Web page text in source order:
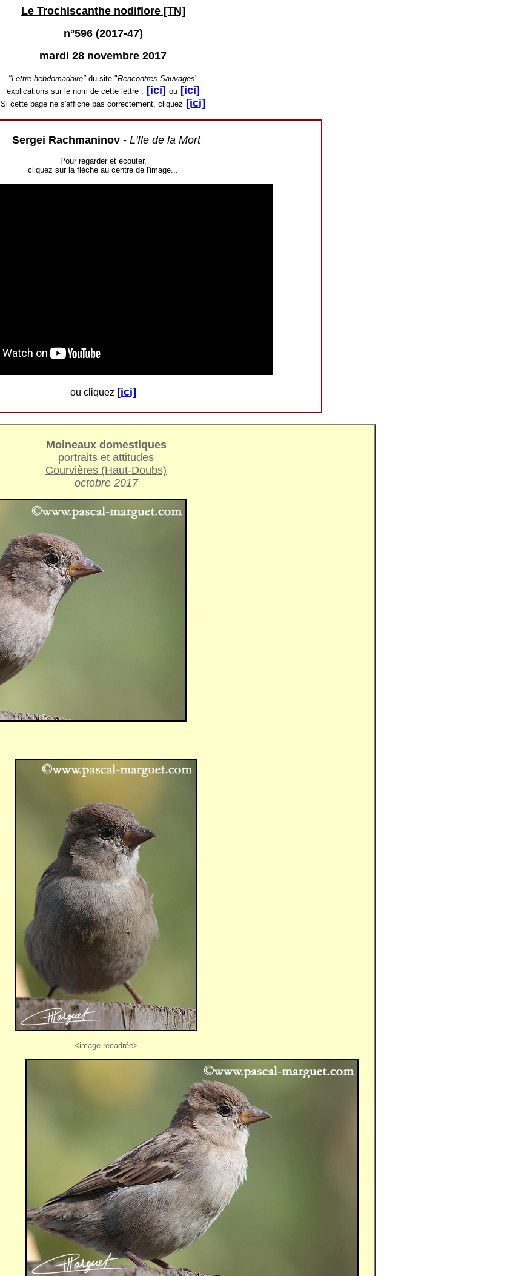
Le Trochiscanthe nodiflore [TN]
n°596 (2017-47)
mardi 28 novembre 2017
"Lettre hebdomadaire" du site "Rencontres Sauvages"
explications sur le nom de cette lettre : [ici] ou [ici]
Si cette page ne s'affiche pas correctement, cliquez [ici]
Sergei Rachmaninov - L'Ile de la Mort
Pour regarder et écouter,
cliquez sur la flèche au centre de l'image...
ou cliquez [ici]
Moineaux domestiques
portraits et attitudes
Courvières (Haut-Doubs)
octobre 2017
<image recadrée>